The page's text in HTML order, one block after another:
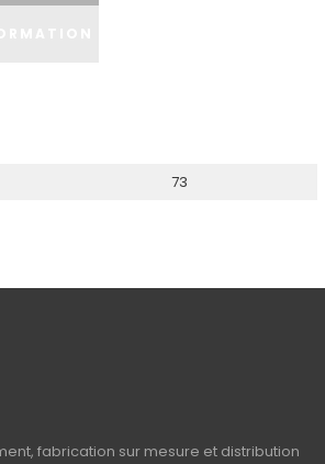
73
fabrication sur mesure et distribution